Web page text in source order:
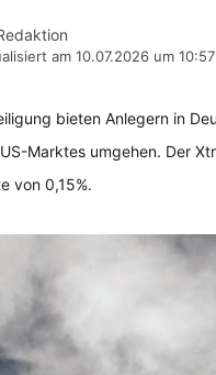
am 10.07.2026 um
bieten Anlegern in
Marktes umgehen. Der
von 0,15%.